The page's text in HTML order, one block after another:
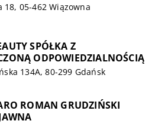
18, 05-462 Wiązowna
SPÓŁKA Z
ODPOWIEDZIALNOŚCIĄ
134A, 80-299 Gdańsk
ROMAN GRUDZIŃSKI